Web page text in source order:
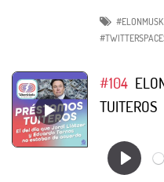
#ELONMUSK
#104
TUITEROS